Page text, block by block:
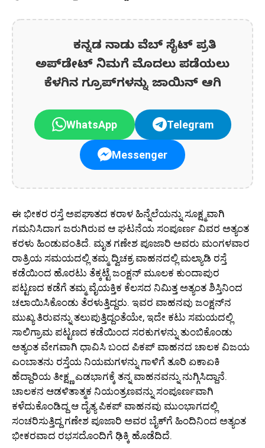
ಕನ್ನಡ ನಾಡು ವೆಬ್ ಸೈಟ್ ಪ್ರತಿ
ಅಪ್‌ಡೇಟ್‌ ನಿಮಗೆ ಮೊದಲು ಪಡೆಯಲು
ಕೆಳಗಿನ ಗ್ರೂಪ್‌ಗಳನ್ನು ಜಾಯಿನ್ ಆಗಿ
WhatsApp Telegram
Messenger
ಈ ಭೀಕರ ರಸ್ತೆ ಅಪಘಾತದ ಕರಾಳ ಹಿನ್ನೆಲೆಯನ್ನು ಸೂಕ್ಷ್ಮವಾಗಿ
ಗಮನಿಸಿದಾಗ ಜರುಗಿರುವ ಆ ಘಟನೆಯ ಸಂಪೂರ್ಣ ವಿವರ ಅತ್ಯಂತ
ಕರಳು ಹಿಂಡುವಂತಿದೆ. ಮೃತ ಗಣೇಶ ಪೂಜಾರಿ ಅವರು ಮಂಗಳವಾರ
ರಾತ್ರಿಯ ಸಮಯದಲ್ಲಿ ತಮ್ಮ ದ್ವಿಚಕ್ರ ವಾಹನದಲ್ಲಿ ಮಲ್ಯಾಡಿ ರಸ್ತೆ
ಕಡೆಯಿಂದ ಹೊರಟು ತೆಕ್ಕಟ್ಟೆ ಜಂಕ್ಷನ್ ಮೂಲಕ ಕುಂದಾಪುರ
ಪಟ್ಟಣದ ಕಡೆಗೆ ತಮ್ಮ ವೈಯಕ್ತಿಕ ಕೆಲಸದ ನಿಮಿತ್ತ ಅತ್ಯಂತ ಶಿಸ್ತಿನಿಂದ
ಚಲಾಯಿಸಿಕೊಂಡು ತೆರಳುತ್ತಿದ್ದರು. ಇವರ ವಾಹನವು ಜಂಕ್ಷನ್‌ನ
ಮುಖ್ಯ ತಿರುವನ್ನು ತಲುಪುತ್ತಿದ್ದಂತೆಯೇ, ಇದೇ ಕಟು ಸಮಯದಲ್ಲಿ
ಸಾಲಿಗ್ರಾಮ ಪಟ್ಟಣದ ಕಡೆಯಿಂದ ಸರಕುಗಳನ್ನು ತುಂಬಿಕೊಂಡು
ಅತ್ಯಂತ ವೇಗವಾಗಿ ಧಾವಿಸಿ ಬಂದ ಪಿಕಪ್ ವಾಹನದ ಚಾಲಕ ವಿಜಯ
ಎಂಬಾತನು ರಸ್ತೆಯ ನಿಯಮಗಳನ್ನು ಗಾಳಿಗೆ ತೂರಿ ಏಕಾಏಕಿ
ಹೆದ್ದಾರಿಯ ತೀಕ್ಷ್ಣ ಎಡಭಾಗಕ್ಕೆ ತನ್ನ ವಾಹನವನ್ನು ನುಗ್ಗಿಸಿದ್ದಾನೆ.
ಚಾಲಕನ ಆಡಳಿತಾತ್ಮಕ ನಿಯಂತ್ರಣವನ್ನು ಸಂಪೂರ್ಣವಾಗಿ
ಕಳೆದುಕೊಂಡಿದ್ದ ಆ ದೈತ್ಯ ಪಿಕಪ್ ವಾಹನವು ಮುಂಭಾಗದಲ್ಲಿ
ಸಂಚರಿಸುತ್ತಿದ್ದ ಗಣೇಶ ಪೂಜಾರಿ ಅವರ ಬೈಕ್‌ಗೆ ಹಿಂದಿನಿಂದ ಅತ್ಯಂತ
ಭೀಕರವಾದ ರಭಸದೊಂದಿಗೆ ಢಿಕ್ಕಿ ಹೊಡೆದಿದೆ.